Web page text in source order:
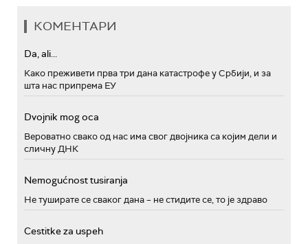
КОМЕНТАРИ
Da, ali...
Како преживети прва три дана катастрофе у Србији, и за
шта нас припрема ЕУ
Dvojnik mog oca
Вероватно свако од нас има свог двојника са којим дели и
сличну ДНК
Nemogućnost tusiranja
Не туширате се сваког дана – не стидите се, то је здраво
Cestitke za uspeh